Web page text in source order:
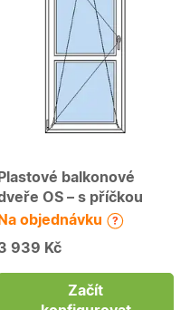
Plastové balkonové
OS – s příčkou
Na objednávku
939 Kč
Začít